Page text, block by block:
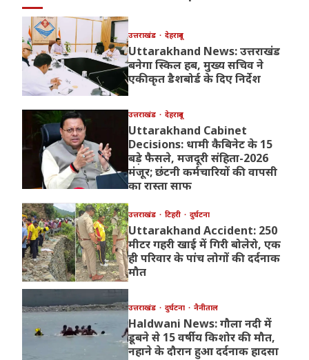
उत्तराखंड देहरादून
Uttarakhand News: उत्तराखंड
बनेगा स्किल हब, मुख्य सचिव ने
एकीकृत डैशबोर्ड के दिए निर्देश
उत्तराखंड देहरादून
Uttarakhand Cabinet
Decisions: धामी कैबिनेट के 15
बड़े फैसले, मजदूरी संहिता-2026
मंजूर; छंटनी कर्मचारियों की वापसी
का रास्ता साफ
उत्तराखंड टिहरी दुर्घटना
Uttarakhand Accident: 250
मीटर गहरी खाई में गिरी बोलेरो, एक
ही परिवार के पांच लोगों की दर्दनाक
मौत
उत्तराखंड दुर्घटना नैनीताल
Haldwani News: गौला नदी में
डूबने से 15 वर्षीय किशोर की मौत,
नहाने के दौरान हुआ दर्दनाक हादसा